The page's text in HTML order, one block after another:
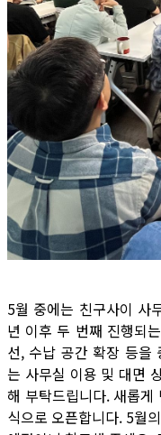
5월 중에는 친구사이 사
년 이후 두 번째 진행되
선, 수납 공간 확장 등을
는 사무실 이용 및 대면
해 부탁드립니다. 새롭
식으로 오픈합니다. 5월